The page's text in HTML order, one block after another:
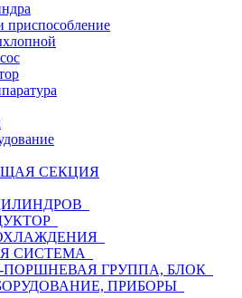
приспособление
СЕКЦИЯ
СИСТЕМА
ГРУППА, БЛОК
ПРИБОРЫ